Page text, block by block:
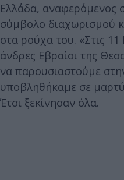
Ελλάδα, αναφερόμενος
σύμβολο διαχωρισμού
στα ρούχα του. «Στις 11
άνδρες Εβραίοι της
να παρουσιαστούμε
υποβληθήκαμε σε
Έτσι ξεκίνησαν όλα.